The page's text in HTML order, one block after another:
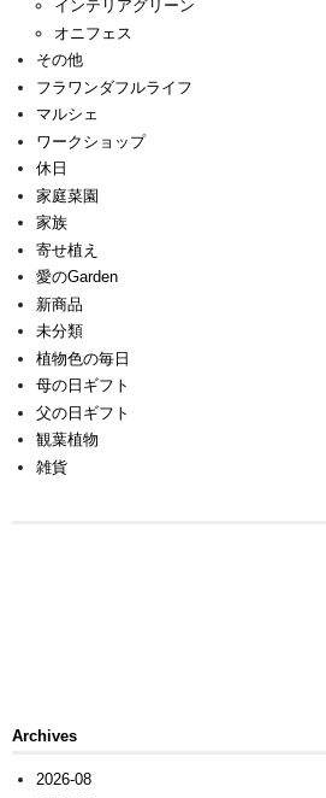
インテリアグリーン
オニフェス
その他
フラワンダフルライフ
マルシェ
ワークショップ
休日
家庭菜園
家族
寄せ植え
愛のGarden
新商品
未分類
植物色の毎日
母の日ギフト
父の日ギフト
観葉植物
雑貨
Archives
2026-08